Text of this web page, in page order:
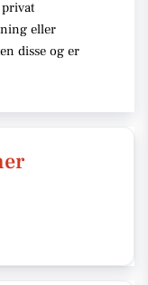
eller
disse og er